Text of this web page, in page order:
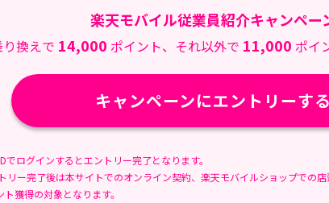
日:
ー:
る
時
間:
楽天モバイル従業員紹介キャンペー
り換えで 14,000 ポイント、それ以外で 11,000 ポイ
キャンペーンにエントリーする
でログインするとエントリー完了となります。
リー完了後は本サイトでのオンライン契約、楽天モバイルショップでの
ト獲得の対象となります。